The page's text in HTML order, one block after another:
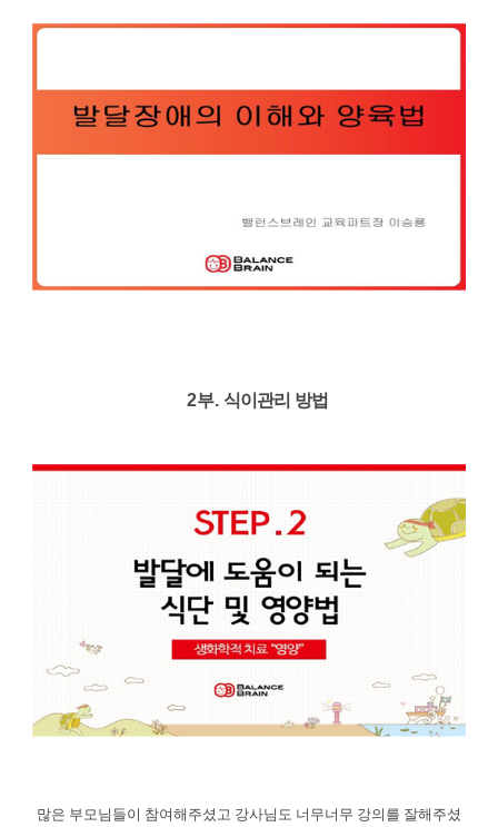
2부. 식이관리 방법
많은 부모님들이 참여해주셨고 강사님도 너무너무 강의를 잘해주셨